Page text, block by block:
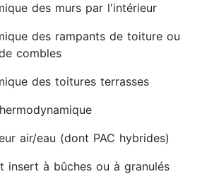
des murs par l'intérieur
des rampants de toiture ou
combles
des toitures terrasses
air/eau (dont PAC hybrides)
insert à bûches ou à granulés